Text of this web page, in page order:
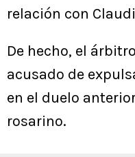
relación con
De hecho, el
acusado de
en el duelo
rosarino.